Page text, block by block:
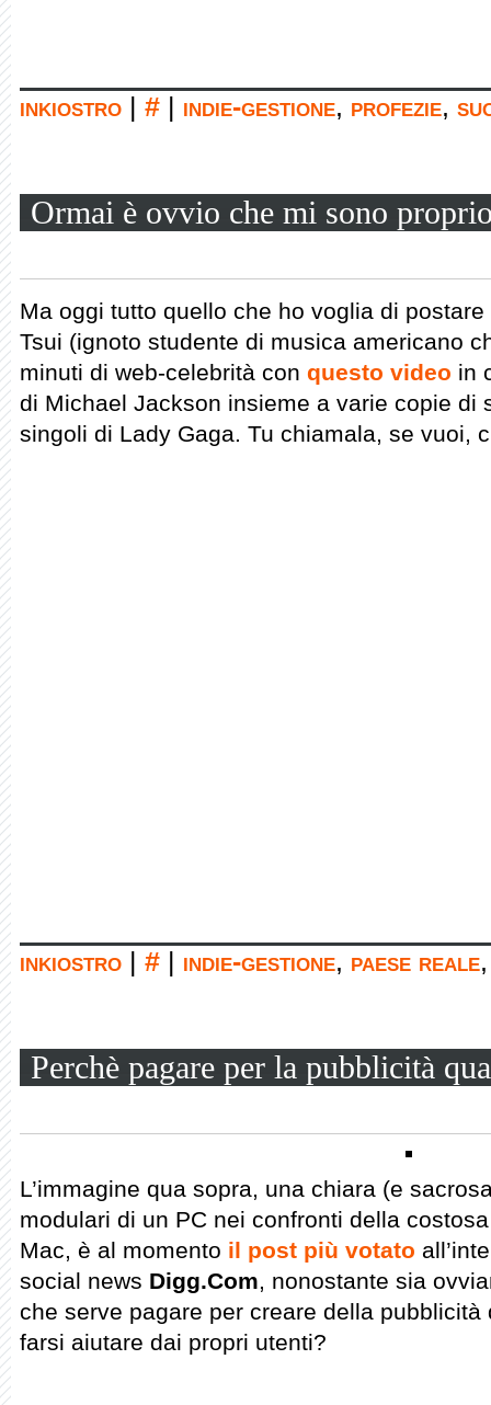
inkiostro # indie-gestione, profezie,
Ormai è ovvio che mi sono
Ma oggi tutto quello che ho voglia di
Tsui (ignoto studente di musica americano
minuti di web-celebrità con questo video in
di Michael Jackson insieme a varie copie di
singoli di Lady Gaga. Tu chiamala, se vuoi,
inkiostro # indie-gestione, paese reale
Perchè pagare per la pubblicità
L’immagine qua sopra, una chiara (e
modulari di un PC nei confronti della
Mac, è al momento il post più votato
social news Digg.Com, nonostante sia
che serve pagare per creare della
farsi aiutare dai propri utenti?